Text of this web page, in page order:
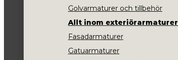
Golvarmaturer och tillbehör
Allt inom exteriörarmaturer
Fasadarmaturer
Gatuarmaturer